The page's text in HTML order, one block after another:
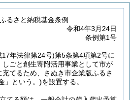
るさと納税基金条例
令和4年3月24日
条例第1号
17年法律第24号)第5条第4項第2号に
ごと創生寄附活用事業として市が
てるため、さぬき市企業版ふるさ
」という。)を設置する。